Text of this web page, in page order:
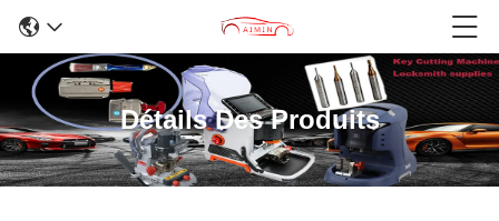
Détails Des Produits